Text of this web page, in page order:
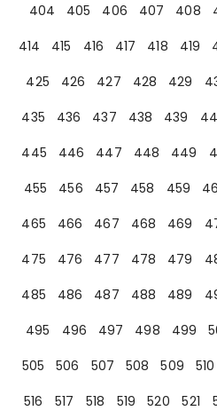
404
405 406 407 408
414
415 416 417 418 419
425
426 427 428 429
435
436 437 438 439
445
446 447 448 449
455
456 457 458 459
465
466 467 468 469
475
476 477 478 479
485
486 487 488 489
495
496 497 498 499
505
506 507 508 509 510
516
517 518 519 520 521